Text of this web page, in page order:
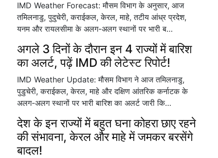
IMD Weather Forecast: मौसम विभाग के अनुसार, आज
तमिलनाडु, पुदुचेरी, कराईकल, केरल, माहे, तटीय आंध्र प्रदेश,
यनम और रायलसीमा के अलग-अलग स्थानों पर भारी ब…
अगले 3 दिनों के दौरान इन 4 राज्यों में बारिश
का अलर्ट, पढ़ें IMD की लेटेस्ट रिपोर्ट!
IMD Weather Update: मौसम विभाग ने आज तमिलनाडु,
पुडुचेरी, कराईकल, केरल, माहे और दक्षिण आंतरिक कर्नाटक के
अलग-अलग स्थानों पर भारी बारिश का अलर्ट जारी कि…
देश के इन राज्यों में बहुत घना कोहरा छाए रहने
की संभावना, केरल और माहे में जमकर बरसेंगे
बादल!